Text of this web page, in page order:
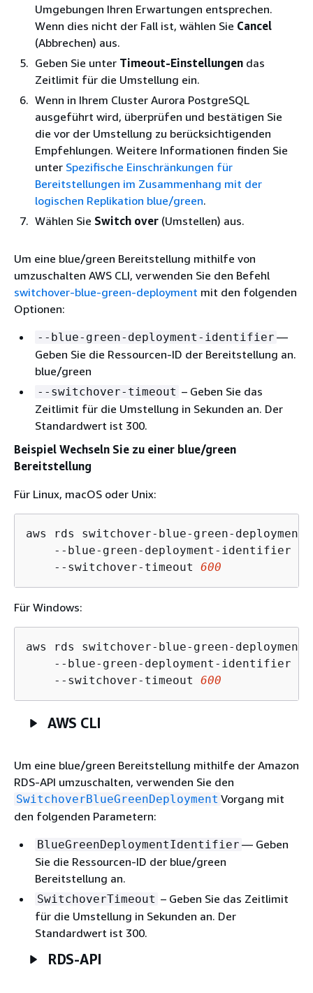
Umgebungen Ihren Erwartungen entsprechen.
Wenn dies nicht der Fall ist, wählen Sie Cancel
(Abbrechen) aus.
Geben Sie unter Timeout-Einstellungen das
Zeitlimit für die Umstellung ein.
Wenn in Ihrem Cluster Aurora PostgreSQL
ausgeführt wird, überprüfen und bestätigen Sie
die vor der Umstellung zu berücksichtigenden
Empfehlungen. Weitere Informationen finden Sie
unter Spezifische Einschränkungen für
Bereitstellungen im Zusammenhang mit der
logischen Replikation blue/green.
Wählen Sie Switch over (Umstellen) aus.
Um eine blue/green Bereitstellung mithilfe von
umzuschalten AWS CLI, verwenden Sie den Befehl
switchover-blue-green-deployment mit den folgenden
Optionen:
--blue-green-deployment-identifier —
Geben Sie die Ressourcen-ID der Bereitstellung an.
blue/green
--switchover-timeout – Geben Sie das
Zeitlimit für die Umstellung in Sekunden an. Der
Standardwert ist 300.
Beispiel Wechseln Sie zu einer blue/green
Bereitstellung
Für Linux, macOS oder Unix:
aws rds switchover-blue-green-
    --blue-green-deployment-identifier
    --switchover-timeout
600
Für Windows:
aws rds switchover-blue-green-deployment
    --blue-green-deployment-identifier
    --switchover-timeout
600
AWS CLI
Um eine blue/green Bereitstellung mithilfe der Amazon
RDS-API umzuschalten, verwenden Sie den
SwitchoverBlueGreenDeployment Vorgang mit
den folgenden Parametern:
BlueGreenDeploymentIdentifier — Geben
Sie die Ressourcen-ID der blue/green
Bereitstellung an.
SwitchoverTimeout – Geben Sie das Zeitlimit
für die Umstellung in Sekunden an. Der
Standardwert ist 300.
RDS-API